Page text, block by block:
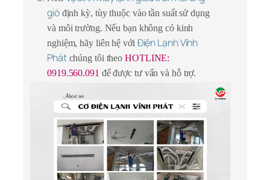
gióđịnh kỳ, tùy thuộc vào tần suất sử dụng
và môi trường. Nếu bạn không có kinh
nghiệm, hãy liên hệ với Điện Lạnh Vĩnh
Phátchúng tôi theoHOTLINE:
0919.560.091 để được tư vấn và hỗ trợ.